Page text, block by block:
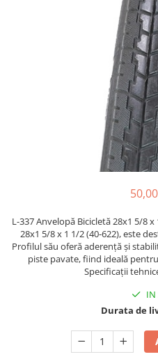
https://
https://
L-337 Anvelopă Bicicletă 28x1 5/8
28x1 5/8 x 1 1/2 (40-622), este
Profilul său oferă aderență și
piste pavate, fiind ideală
Specificații
IN
Durata de